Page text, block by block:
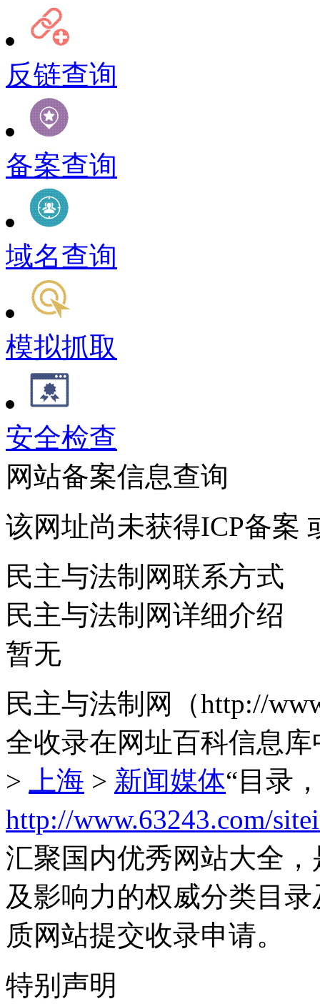
反链查询
备案查询
域名查询
模拟抓取
安全检查
网站备案信息查询
该网址尚未获得ICP备案
民主与法制网联系方式
民主与法制网详细介绍
暂无
民主与法制网（http://
全收录在网址百科信息
>
上海 > 新闻媒体“目录
http://www.63243.com/
汇聚国内优秀网站大全
及影响力的权威分类目
质网站提交收录申请。
特别声明